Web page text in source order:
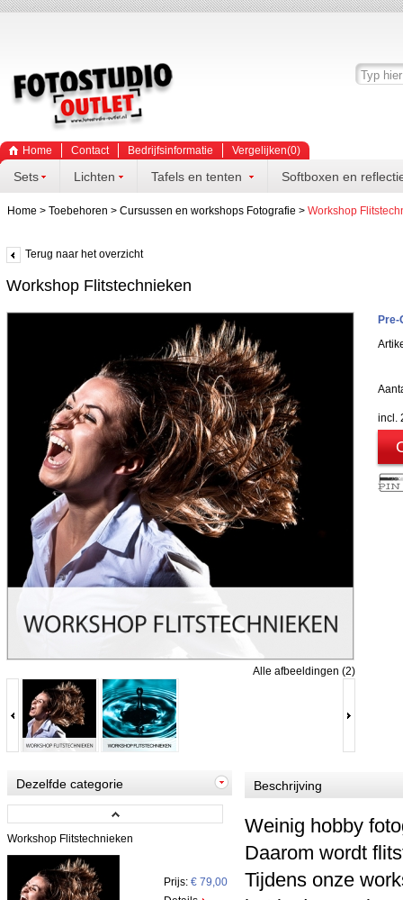
Home Contact Bedrijfsinformatie Vergelijken(0)
Sets Lichten Tafels en tenten Softboxen en
Home > Toebehoren > Cursussen en workshops Fotografie > Workshop
Terug naar het overzicht
Workshop Flitstechnieken
Alle afbeeldingen (2)
Pre-
incl.
Dezelfde categorie
Workshop Flitstechnieken
Prijs: € 79,00
Beschrijving
Weinig hobby
Daarom wordt
Tijdens onze